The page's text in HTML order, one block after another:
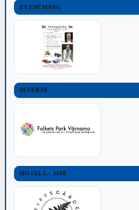
EVENEMANG
DIVERSE
HOTELL - MAT